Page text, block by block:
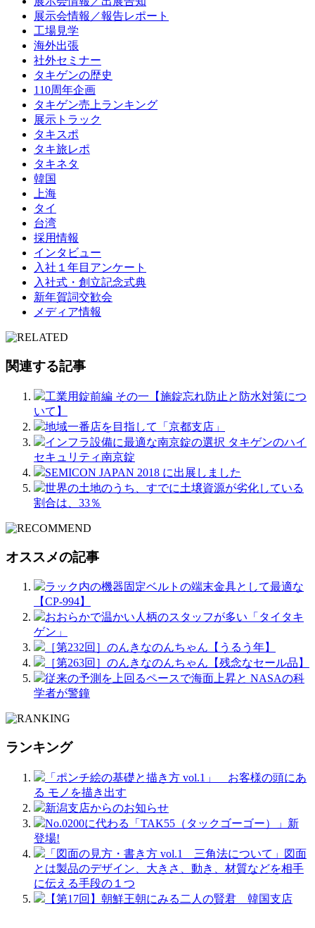
展示会情報／報告レポート
工場見学
海外出張
社外セミナー
タキゲンの歴史
110周年企画
タキゲン売上ランキング
展示トラック
タキスポ
タキ旅レポ
タキネタ
韓国
上海
タイ
台湾
採用情報
インタビュー
入社１年目アンケート
入社式・創立記念式典
新年賀詞交歓会
メディア情報
関連する記事
工業用錠前編 その一【施錠忘れ防止と防水対策につ
いて】
地域一番店を目指して「京都支店」
インフラ設備に最適な南京錠の選択 タキゲンのハイ
セキュリティ南京錠
SEMICON JAPAN 2018 に出展しました
世界の土地のうち、すでに土壌資源が劣化している
割合は、33％
オススメの記事
ラック内の機器固定ベルトの端末金具として最適な
【CP-994】
おおらかで温かい人柄のスタッフが多い「タイタキ
ゲン」
［第232回］のんきなのんちゃん【うるう年】
［第263回］のんきなのんちゃん【残念なセール品】
従来の予測を上回るペースで海面上昇と NASAの科
学者が警鐘
ランキング
「ポンチ絵の基礎と描き方 vol.1」 お客様の頭にあ
る モノを描き出す
新潟支店からのお知らせ
No.0200に代わる「TAK55（タックゴーゴー）」新
登場!
「図面の見方・書き方 vol.1 三角法について」図面
とは製品のデザイン、大きさ、動き、材質などを相手
に伝える手段の１つ
【第17回】朝鮮王朝にみる二人の賢君 韓国支店